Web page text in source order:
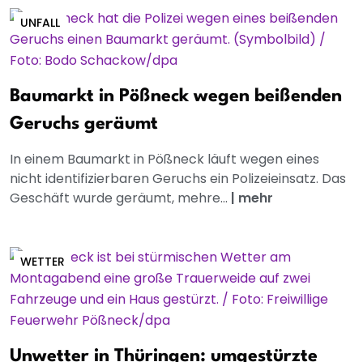
UNFALL
Baumarkt in Pößneck wegen beißenden
Geruchs geräumt
In einem Baumarkt in Pößneck läuft wegen eines
nicht identifizierbaren Geruchs ein Polizeieinsatz. Das
Geschäft wurde geräumt, mehre... | mehr
WETTER
Unwetter in Thüringen: umgestürzte